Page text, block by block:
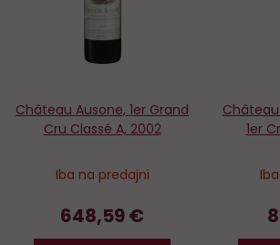
Château Ausone, 1er Grand
Cru Classé A, 2002
Iba na predajni
648,59 €
1er